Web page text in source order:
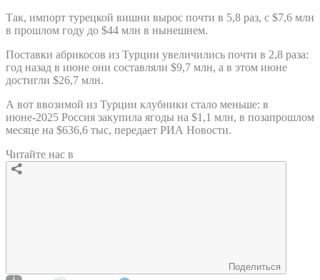
Так, импорт турецкой вишни вырос почти в 5,8 раз, с $7,6 млн
в прошлом году до $44 млн в нынешнем.
Поставки абрикосов из Турции увеличились почти в 2,8 раза:
год назад в июне они составляли $9,7 млн, а в этом июне
достигли $26,7 млн.
А вот ввозимой из Турции клубники стало меньше: в
июне-2025 Россия закупила ягоды на $1,1 млн, в позапрошлом
месяце на $636,6 тыс, передает РИА Новости.
Читайте нас в
Поделиться